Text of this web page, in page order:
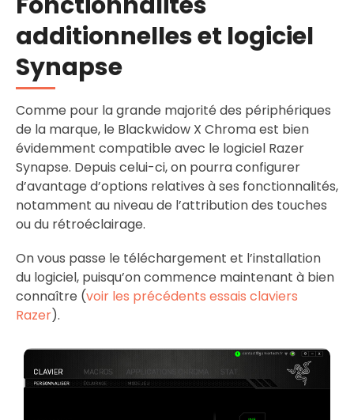
additionnelles et logiciel
Synapse
Comme pour la grande majorité des périphériques
de la marque, le Blackwidow X Chroma est bien
évidemment compatible avec le logiciel Razer
Synapse. Depuis celui-ci, on pourra configurer
d’avantage d’options relatives à ses fonctionnalités,
notamment au niveau de l’attribution des touches
ou du rétroéclairage.
On vous passe le téléchargement et l’installation
du logiciel, puisqu’on commence maintenant à bien
connaître (voir les précédents essais claviers
Razer).